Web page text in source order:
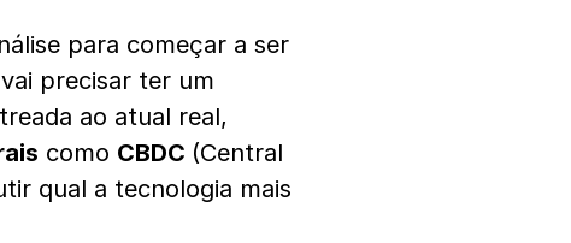
para começar a ser
precisar ter um
ao atual real,
como CBDC (Central
qual a tecnologia mais